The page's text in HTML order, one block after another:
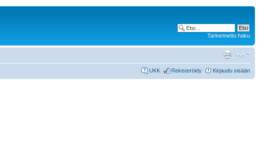
Tarkennettu haku
UKK Rekisteröidy Kirjaudu sisään